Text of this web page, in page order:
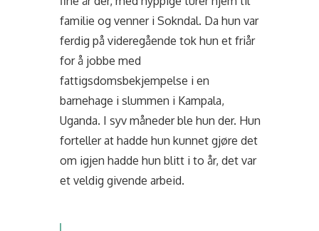
familie og venner i Sokndal. Da hun var
ferdig på videregående tok hun et friår
for å jobbe med
fattigsdomsbekjempelse i en
barnehage i slummen i Kampala,
Uganda. I syv måneder ble hun der. Hun
forteller at hadde hun kunnet gjøre det
om igjen hadde hun blitt i to år, det var
et veldig givende arbeid.